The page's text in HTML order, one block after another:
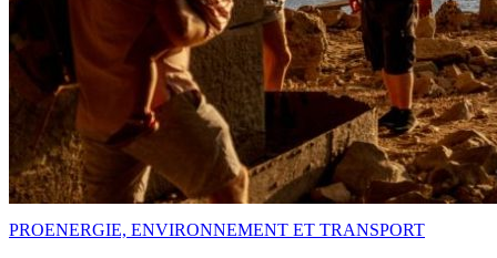
PROENERGIE, ENVIRONNEMENT ET TRANSPORT